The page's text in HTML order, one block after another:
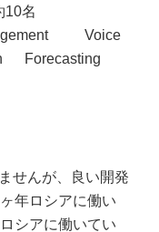
名
Voice
Forecasting
せんが、良い開発
年ロシアに働い
シアに働いてい